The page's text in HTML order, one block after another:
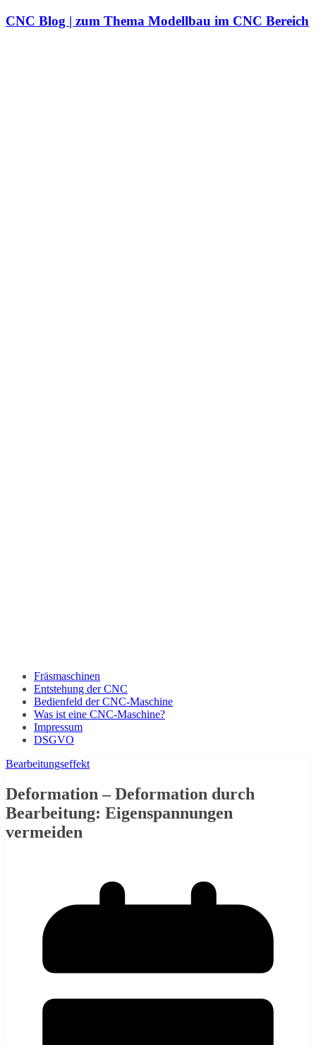
Zum
CNC Blog | zum Thema Modellbau im CNC Bereich
Fräsmaschinen
Entstehung der CNC
Bedienfeld der CNC-Maschine
Was ist eine CNC-Maschine?
Impressum
DSGVO
Bearbeitungseffekt
Deformation – Deformation durch
Bearbeitung: Eigenspannungen
vermeiden